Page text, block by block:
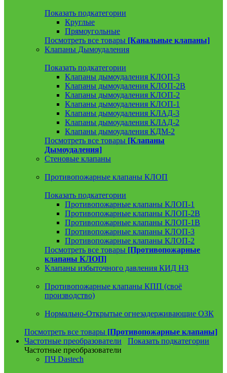
Показать подкатегории
Круглые
Прямоугольные
Посмотреть все товары [Канальные клапаны]
Клапаны Дымоудаления
Показать подкатегории
Клапаны дымоудаления КЛОП-3
Клапаны дымоудаления КЛОП-2В
Клапаны дымоудаления КЛОП-2
Клапаны дымоудаления КЛОП-1
Клапаны дымоудаления КЛАД-3
Клапаны дымоудаления КЛАД-2
Клапаны дымоудаления КДМ-2
Посмотреть все товары [Клапаны
Дымоудаления]
Стеновые клапаны
Противопожарные клапаны КЛОП
Показать подкатегории
Противопожарные клапаны КЛОП-1
Противопожарные клапаны КЛОП-2В
Противопожарные клапаны КЛОП-1В
Противопожарные клапаны КЛОП-3
Противопожарные клапаны КЛОП-2
Посмотреть все товары [Противопожарные
клапаны КЛОП]
Клапаны избыточного давления КИД НЗ
Противопожарные клапаны КПП (своё
производство)
Нормально-Открытые огнезадерживающие ОЗК
Посмотреть все товары [Противопожарные клапаны]
Частотные преобразователи
Показать подкатегории
Частотные преобразователи
ПЧ Dastech